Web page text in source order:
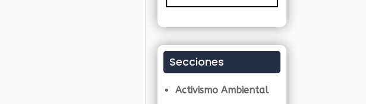
Secciones
Activismo Ambiental